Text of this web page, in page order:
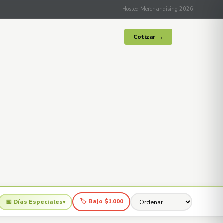
Hosted Merchandising 2026
Cotizar →
📅 Días Especiales▾ 🏷 Bajo $1.000